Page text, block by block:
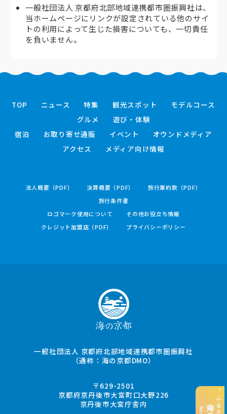
一般社団法人 京都府北部地域連携都市圏振興社は、
当ホームページにリンクが設定されている他のサイ
トの利用によって生じた損害についても、一切責任
を負いません。
TOP ニュース 特集 観光スポット
モデルコース
グルメ
遊び・体験
宿泊
お取り寄せ通販 イベント
オウンドメディア
アクセス
メディア向け情報
法人概要（PDF） 決算概要（PDF）
旅行業約款（PDF）
旅行条件書
ロゴマーク使用について
その他お役立ち情報
クレジット加盟店（PDF）
プライバシーポリシー
一般社団法人 京都府北部地域連携都市圏振興社
（通称：海の京都DMO）
〒629-2501
京都府京丹後市大宮町口大野226
京丹後市大宮庁舎内